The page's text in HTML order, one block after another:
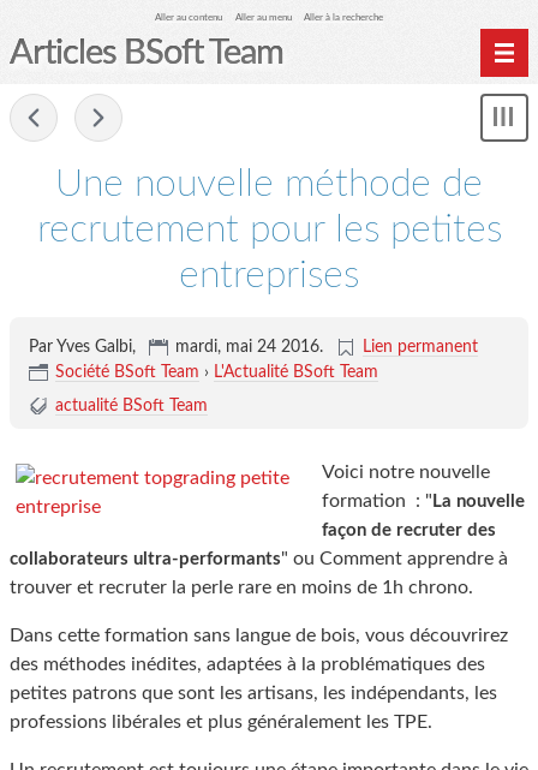
Aller au contenu Aller au menu Aller à la recherche
Articles BSoft Team
Une nouvelle méthode de
recrutement pour les petites
entreprises
Par Yves Galbi, mardi, mai 24 2016.
Lien permanent
Société BSoft Team › L'Actualité BSoft Team
actualité BSoft Team
Voici notre nouvelle
formation : " La nouvelle
façon de recruter des
collaborateurs ultra-performants" ou Comment apprendre à
trouver et recruter la perle rare en moins de 1h chrono.
Dans cette formation sans langue de bois, vous découvrirez
des méthodes inédites, adaptées à la problématiques des
petites patrons que sont les artisans, les indépendants, les
professions libérales et plus généralement les TPE.